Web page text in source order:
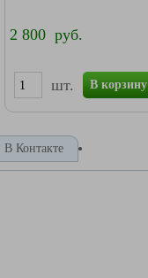
2 800 руб.
шт. В корзину
В Контакте